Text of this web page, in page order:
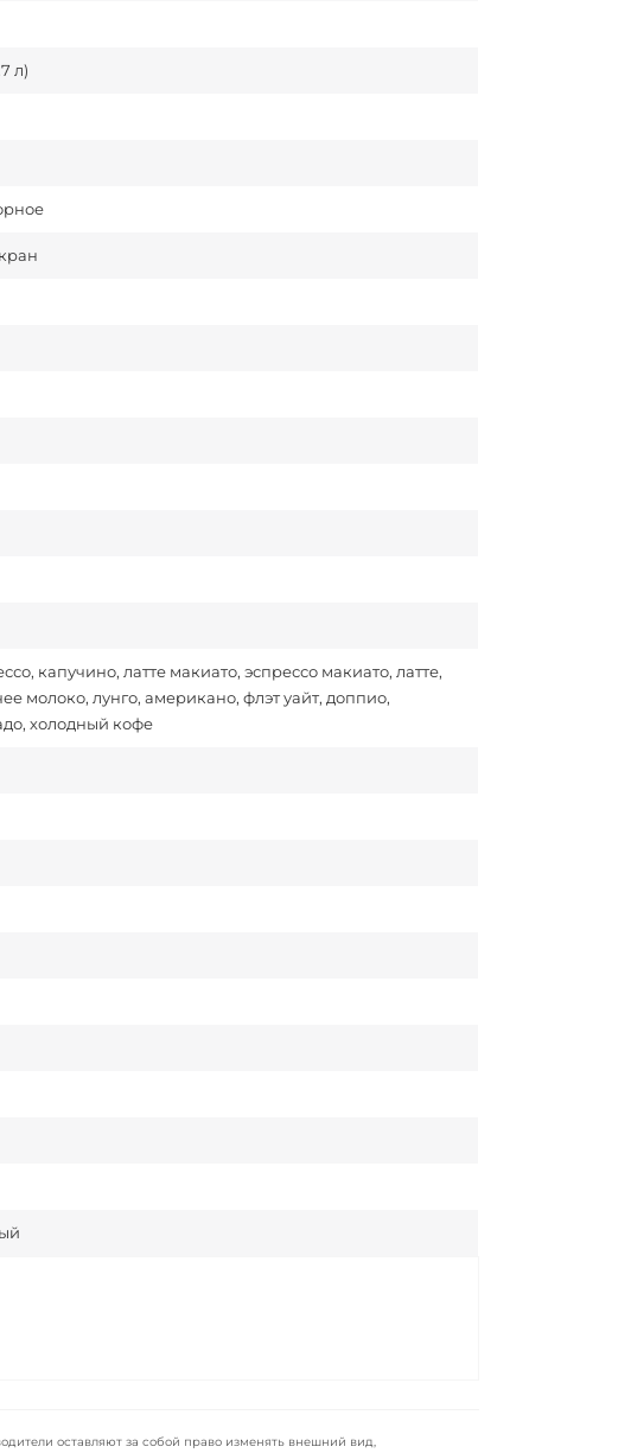
л)
капучино, латте макиато, эспрессо макиато, латте,
молоко, лунго, американо, флэт уайт, доппио,
холодный кофе
оставляют за собой право изменять внешний вид,